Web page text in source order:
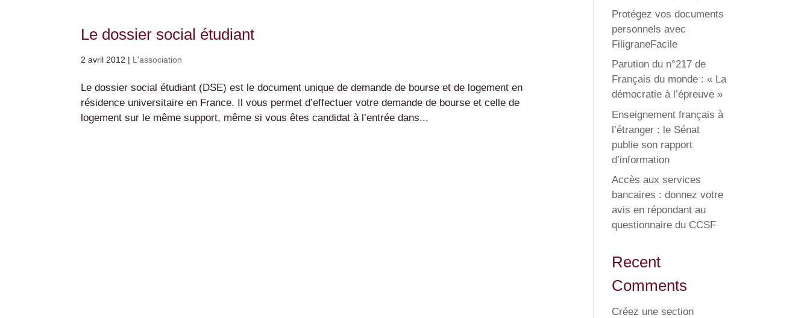
Le dossier social étudiant
2 avril 2012 | L'association
Le dossier social étudiant (DSE) est le document unique de demande de bourse et de logement en
résidence universitaire en France. Il vous permet d’effectuer votre demande de bourse et celle de
logement sur le même support, même si vous êtes candidat à l’entrée dans...
Protégez vos documents
personnels avec
FiligraneFacile
Parution du n°217 de
Français du monde : « La
démocratie à l’épreuve »
Enseignement français à
l’étranger : le Sénat
publie son rapport
d’information
Accès aux services
bancaires : donnez votre
avis en répondant au
questionnaire du CCSF
Recent
Comments
Créez une section